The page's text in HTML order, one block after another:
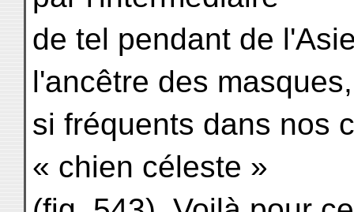
de tel pendant de
l'ancêtre des masques,
si fréquents dans nos
« chien céleste »